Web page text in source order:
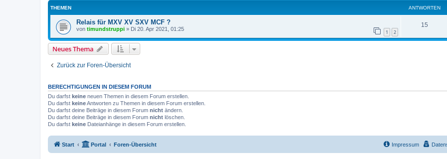
THEMEN ANTWORTEN
Relais für MXV XV SXV MCF ?
von timundstruppi » Di 20. Apr 2021, 01:25 1 2
15
n
r
Neues Thema
Zurück zur Foren-Übersicht
BERECHTIGUNGEN IN DIESEM FORUM
Du darfst keine neuen Themen in diesem Forum erstellen.
Du darfst keineAntworten zu Themen in diesem Forum erstellen.
Du darfst deine Beiträge in diesem Forum nicht ändern.
Du darfst deine Beiträge in diesem Forum nicht löschen.
Du darfst keine Dateianhänge in diesem Forum erstellen.
Start Portal Foren-Übersicht Impressum